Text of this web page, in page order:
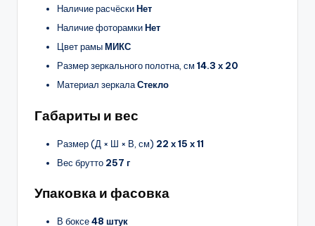
Наличие расчёскиНет
Наличие фоторамкиНет
Цвет рамыМИКС
Размер зеркального полотна, см 14.3 х 20
Материал зеркалаСтекло
Габариты и вес
Размер (Д × Ш × В, см) 22 х 15 х 11
Вес брутто 257 г
Упаковка и фасовка
В боксе48 штук